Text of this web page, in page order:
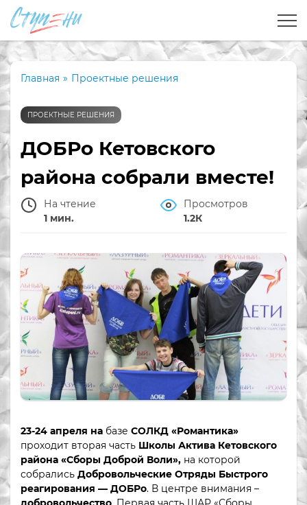
Главная » Проектные решения
ПРОЕКТНЫЕ РЕШЕНИЯ
ДОБРо Кетовского
района собрали вместе!
На чтение
1 мин.
Просмотров
1.2К
23-24 апреля на базе СОЛКД «Романтика»
проходит вторая часть Школы Актива Кетовского
района «Сборы Доброй Воли», на которой
собрались Добровольческие Отряды Быстрого
реагирования — ДОБРо. В центре внимания –